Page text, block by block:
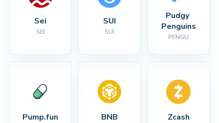
Sei
SEI
SUI
SUI
Pudgy
Penguins
PENGU
Pump.fun BNB Zcash